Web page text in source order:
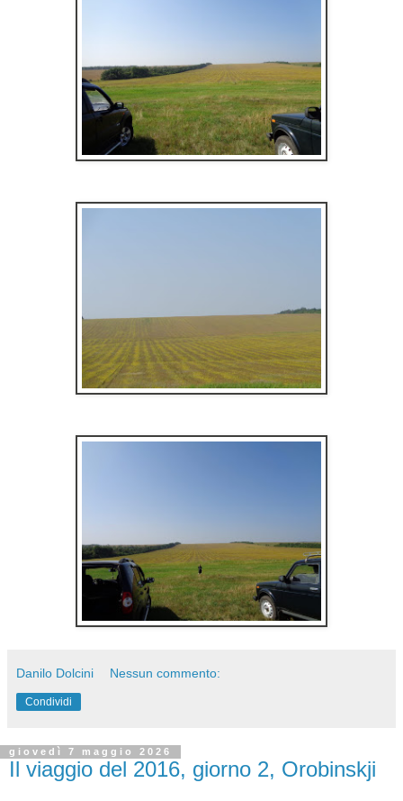
Danilo Dolcini Nessun commento:
Condividi
giovedì 7 maggio 2026
Il viaggio del 2016, giorno 2, Orobinskji